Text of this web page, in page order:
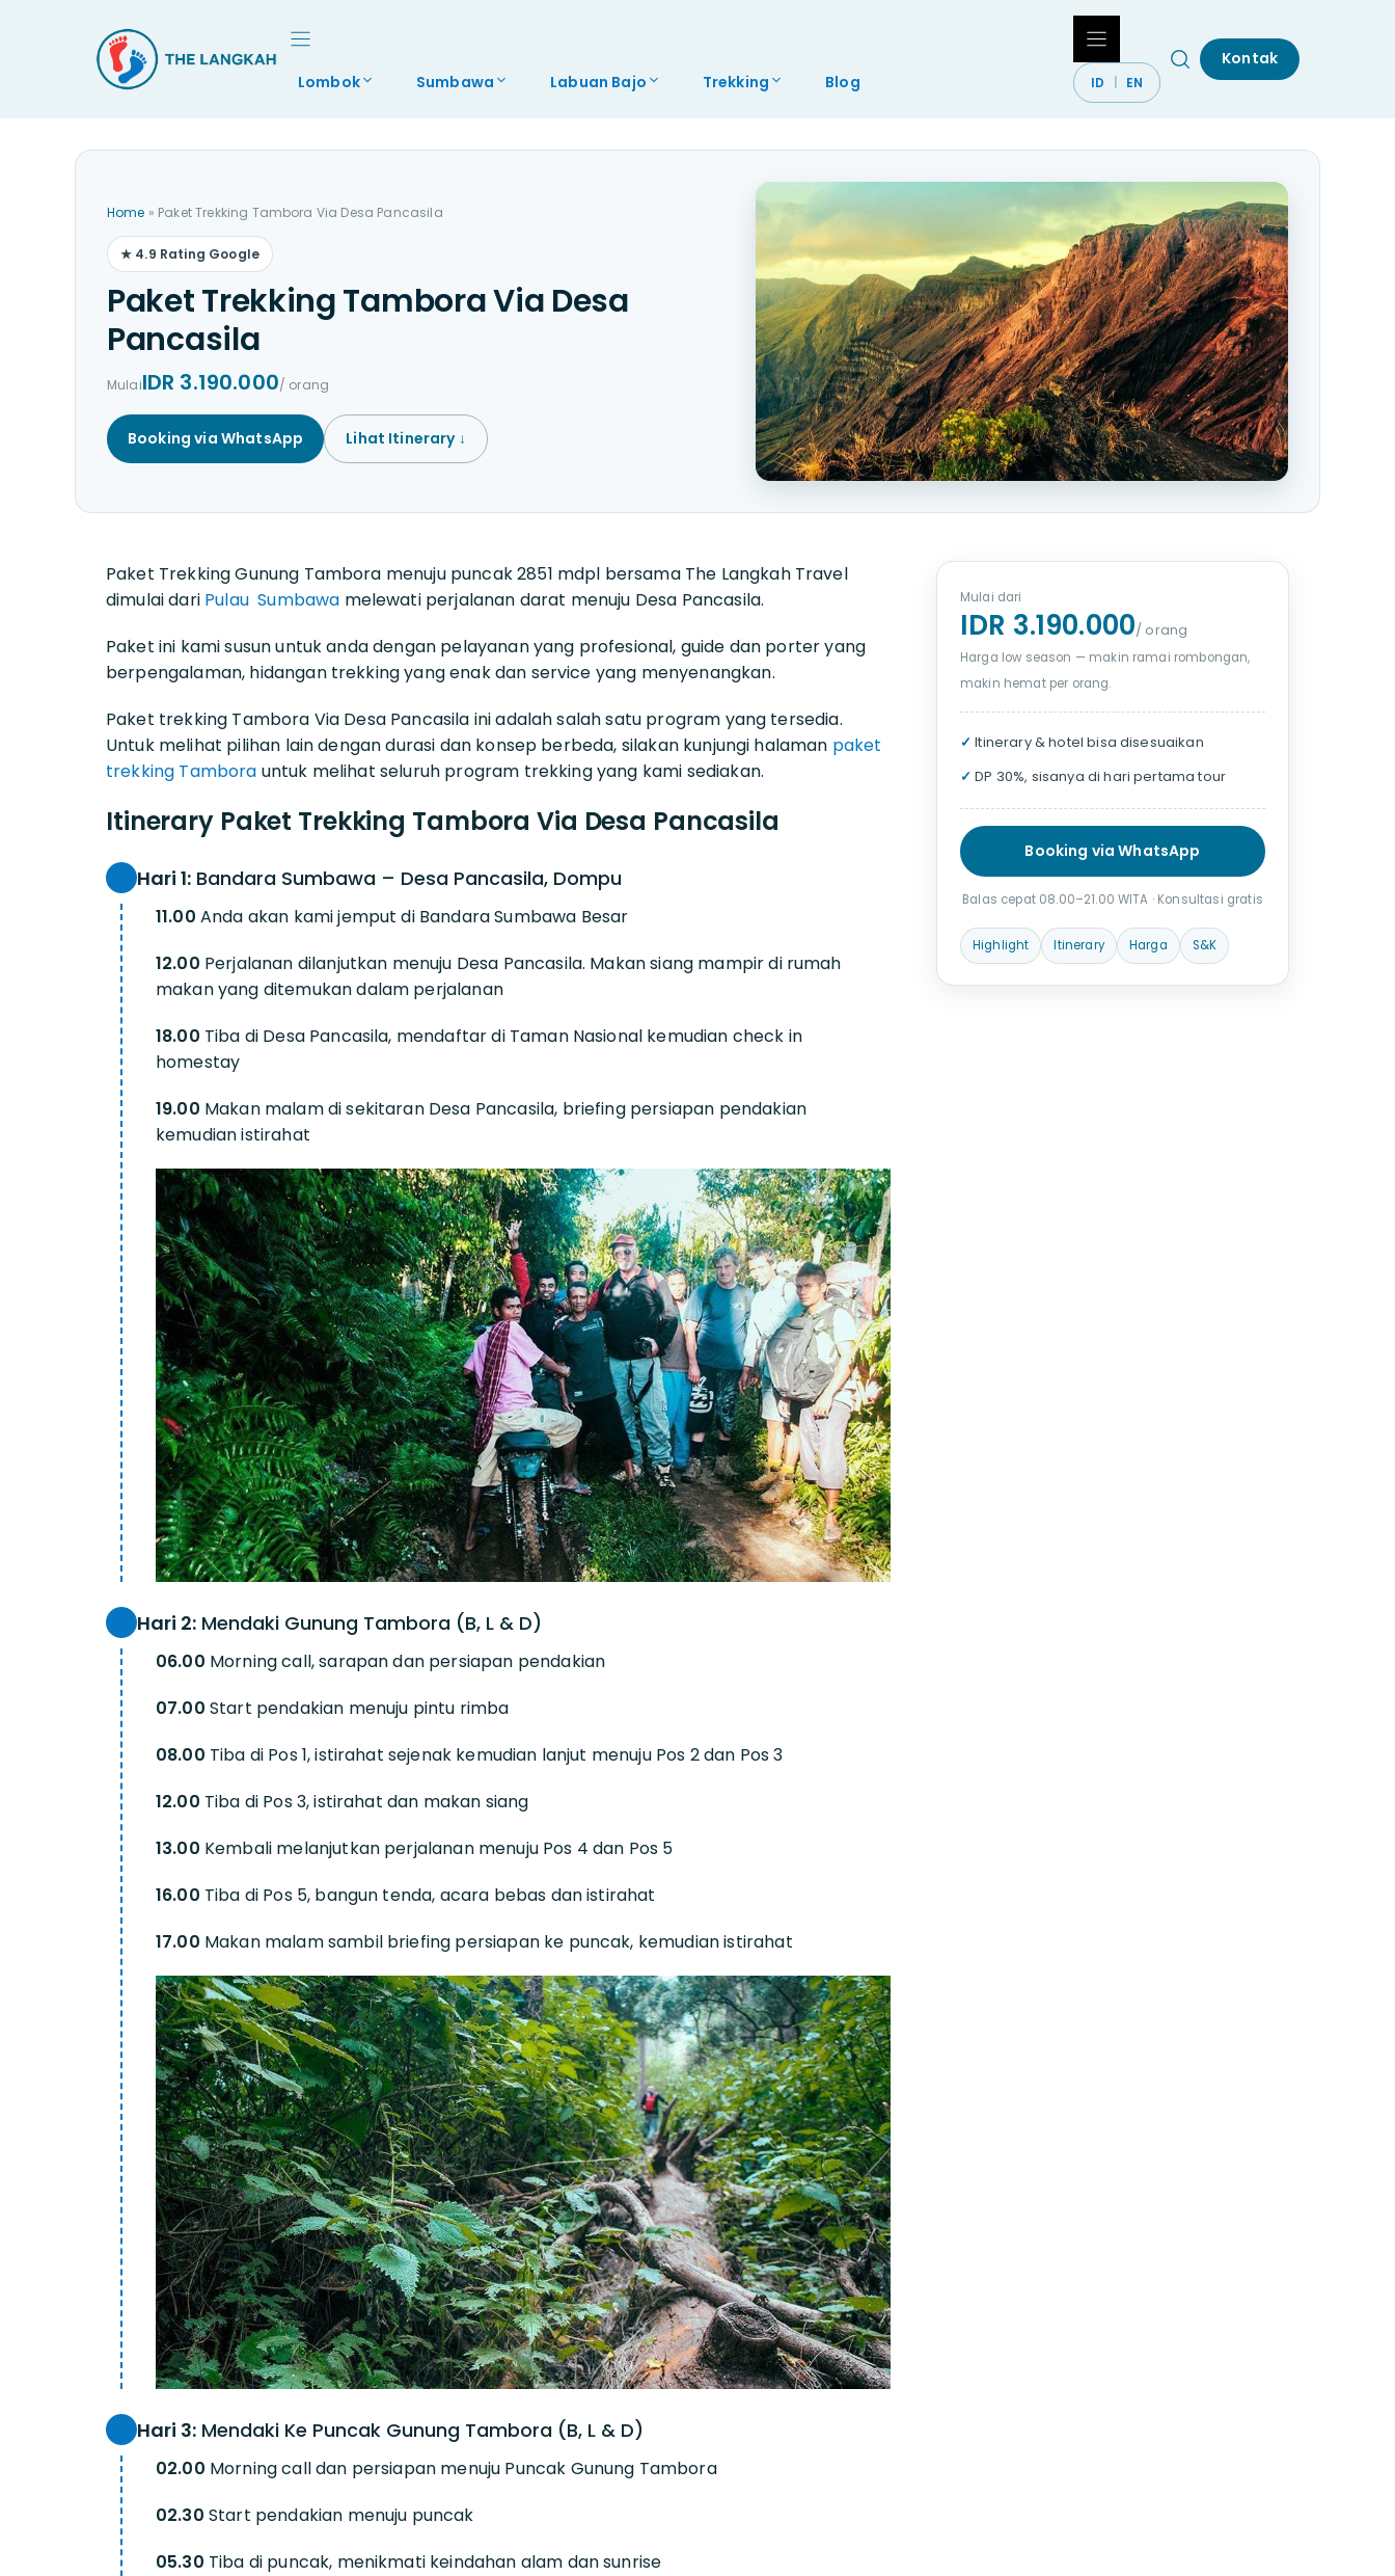
Lombok Sumbawa Labuan Bajo Trekking Blog ID EN
Kontak
Home » Paket Trekking Tambora Via Desa Pancasila
★ 4.9 Rating Google
Paket Trekking Tambora Via Desa
Pancasila
MulaiIDR 3.190.000/ orang
Booking via WhatsApp Lihat Itinerary ↓
Paket Trekking Gunung Tambora menuju puncak 2851 mdpl bersama The Langkah Travel
dimulai dari Pulau Sumbawa melewati perjalanan darat menuju Desa Pancasila.
Paket ini kami susun untuk anda dengan pelayanan yang profesional, guide dan porter yang
berpengalaman, hidangan trekking yang enak dan service yang menyenangkan.
Paket trekking Tambora Via Desa Pancasila ini adalah salah satu program yang tersedia.
Untuk melihat pilihan lain dengan durasi dan konsep berbeda, silakan kunjungi halaman paket
trekking Tambora untuk melihat seluruh program trekking yang kami sediakan.
Itinerary Paket Trekking Tambora Via Desa Pancasila
Hari 1: Bandara Sumbawa – Desa Pancasila, Dompu
11.00 Anda akan kami jemput di Bandara Sumbawa Besar
12.00 Perjalanan dilanjutkan menuju Desa Pancasila. Makan siang mampir di rumah
makan yang ditemukan dalam perjalanan
18.00 Tiba di Desa Pancasila, mendaftar di Taman Nasional kemudian check in
homestay
19.00 Makan malam di sekitaran Desa Pancasila, briefing persiapan pendakian
kemudian istirahat
Hari 2: Mendaki Gunung Tambora (B, L & D)
06.00 Morning call, sarapan dan persiapan pendakian
07.00 Start pendakian menuju pintu rimba
08.00 Tiba di Pos 1, istirahat sejenak kemudian lanjut menuju Pos 2 dan Pos 3
12.00 Tiba di Pos 3, istirahat dan makan siang
13.00 Kembali melanjutkan perjalanan menuju Pos 4 dan Pos 5
16.00 Tiba di Pos 5, bangun tenda, acara bebas dan istirahat
17.00 Makan malam sambil briefing persiapan ke puncak, kemudian istirahat
Hari 3: Mendaki Ke Puncak Gunung Tambora (B, L & D)
02.00 Morning call dan persiapan menuju Puncak Gunung Tambora
02.30 Start pendakian menuju puncak
05.30 Tiba di puncak, menikmati keindahan alam dan sunrise
Mulai dari
IDR 3.190.000/ orang
Harga low season — makin ramai rombongan,
makin hemat per orang.
✓ Itinerary & hotel bisa disesuaikan
✓ DP 30%, sisanya di hari pertama tour
Booking via WhatsApp
Balas cepat 08.00–21.00 WITA · Konsultasi gratis
Highlight Itinerary Harga S&K